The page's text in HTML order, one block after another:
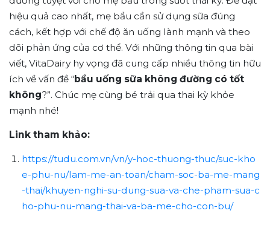
hiệu quả cao nhất, mẹ bầu cần sử dụng sữa đúng
cách, kết hợp với chế độ ăn uống lành mạnh và theo
dõi phản ứng của cơ thể. Với những thông tin qua bài
viết, VitaDairyhy vọng đã cung cấp nhiều thông tin hữu
ích về vấn đề “bầu uống sữa không đường có tốt
không?”. Chúc mẹ cùng bé trải qua thai kỳ khỏe
mạnh nhé!
Link tham khảo:
https://tudu.com.vn/vn/y-hoc-thuong-thuc/suc-kho
e-phu-nu/lam-me-an-toan/cham-soc-ba-me-mang
-thai/khuyen-nghi-su-dung-sua-va-che-pham-sua-c
ho-phu-nu-mang-thai-va-ba-me-cho-con-bu/